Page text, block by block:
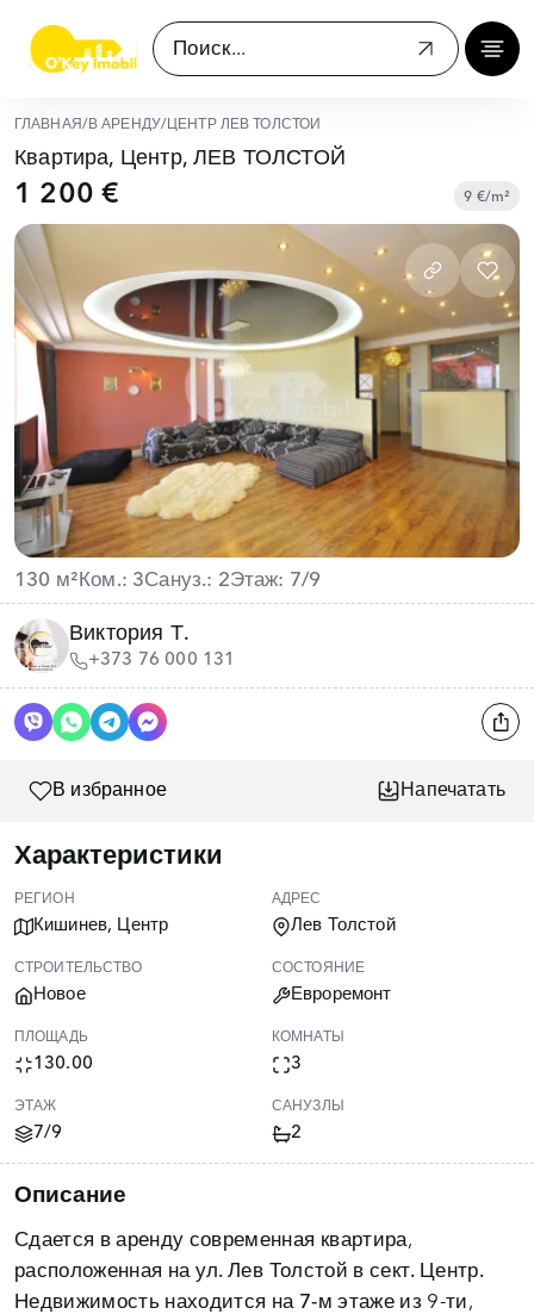
ГЛАВНАЯ/ В АРЕНДУ/ ЦЕНТР ЛЕВ ТОЛСТОЙ
Квартира, Центр, ЛЕВ ТОЛСТОЙ
1 200 € 9 €/m²
130 м² Ком.: 3Сануз.: 2Этаж: 7/9
Виктория Т.
+373 76 000 131
В избранное Напечатать
Характеристики
РЕГИОН
Кишинев, Центр
АДРЕС
Лев Толстой
СТРОИТЕЛЬСТВО
Новое
СОСТОЯНИЕ
Евроремонт
ПЛОЩАДЬ
130.00
КОМНАТЫ
3
ЭТАЖ
7/9
САНУЗЛЫ
2
Описание
Сдается в аренду современная квартира,
расположенная наул. Лев Толстой в сект. Центр.
Недвижимость находится на 7-м этажеиз 9-ти,